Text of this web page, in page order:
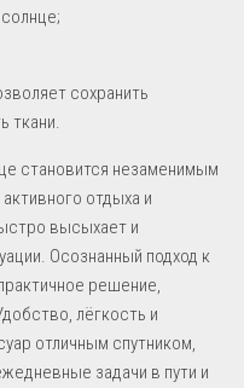
сохранить
ткани.
становится незаменимым
отдыха и
высыхает и
Осознанный подход к
решение,
лёгкость и
отличным спутником,
задачи в пути и